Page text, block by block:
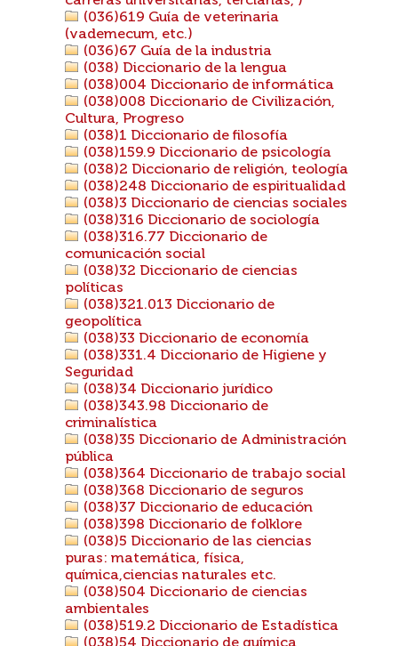
(036)619 Guía de veterinaria
(vademecum, etc.)
(036)67 Guía de la industria
(038) Diccionario de la lengua
(038)004 Diccionario de informática
(038)008 Diccionario de Civilización,
Cultura, Progreso
(038)1 Diccionario de filosofía
(038)159.9 Diccionario de psicología
(038)2 Diccionario de religión, teología
(038)248 Diccionario de espiritualidad
(038)3 Diccionario de ciencias sociales
(038)316 Diccionario de sociología
(038)316.77 Diccionario de
comunicación social
(038)32 Diccionario de ciencias
políticas
(038)321.013 Diccionario de
geopolítica
(038)33 Diccionario de economía
(038)331.4 Diccionario de Higiene y
Seguridad
(038)34 Diccionario jurídico
(038)343.98 Diccionario de
criminalística
(038)35 Diccionario de Administración
pública
(038)364 Diccionario de trabajo social
(038)368 Diccionario de seguros
(038)37 Diccionario de educación
(038)398 Diccionario de folklore
(038)5 Diccionario de las ciencias
puras: matemática, física,
química,ciencias naturales etc.
(038)504 Diccionario de ciencias
ambientales
(038)519.2 Diccionario de Estadística